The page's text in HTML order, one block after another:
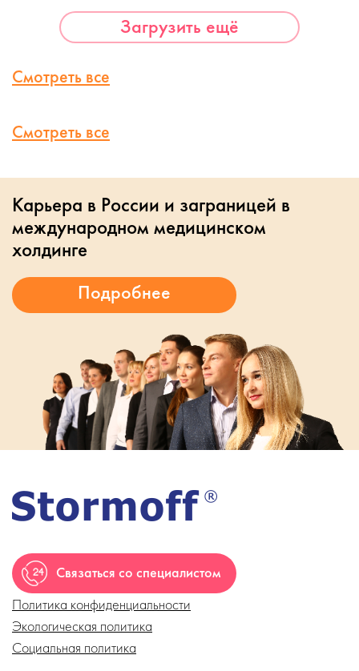
Загрузить ещё
Смотреть все
Смотреть все
Карьера в России и заграницей в
международном медицинском
холдинге
Связаться со специалистом
Политика конфиденциальности
Экологическая политика
Социальная политика